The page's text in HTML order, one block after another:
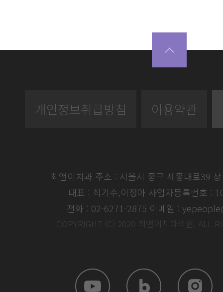
개인정보취급방침 이용약관
최앤이치과 주소 : 서울시 중구 세종대로39
대표 : 최기수,이정아 사업자등록번호 :
전화 : 02-6271-2875 이메일 :
COPYRIGHT (C) 2020 최앤이치과의원. ALL